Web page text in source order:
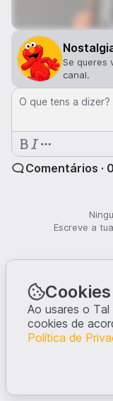
Se queres
canal.
O que tens a dizer?
Comentários · 0
Escreve a
Cookies
Ao usares o
cookies de
Política de